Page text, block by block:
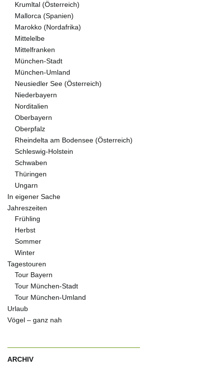
Krumltal (Österreich)
Mallorca (Spanien)
Marokko (Nordafrika)
Mittelelbe
Mittelfranken
München-Stadt
München-Umland
Neusiedler See (Österreich)
Niederbayern
Norditalien
Oberbayern
Oberpfalz
Rheindelta am Bodensee (Österreich)
Schleswig-Holstein
Schwaben
Thüringen
Ungarn
In eigener Sache
Jahreszeiten
Frühling
Herbst
Sommer
Winter
Tagestouren
Tour Bayern
Tour München-Stadt
Tour München-Umland
Urlaub
Vögel – ganz nah
ARCHIV